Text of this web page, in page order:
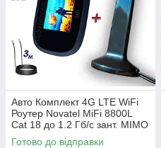
Авто Комплект 4G LTE WiFi
Роутер Novatel MiFi 8800L
Cat 18 до 1.2 Гб/с зант. MIMO
2×16dbi Магнит 3 м. Укр+
Готово до відправки